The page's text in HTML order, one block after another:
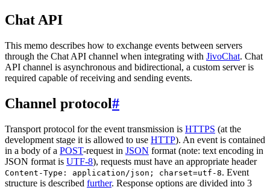
Chat API
This memo describes how to exchange events between servers
through the Chat API channel when integrating with JivoChat. Chat
API channel is asynchronous and bidirectional, a custom server is
required capable of receiving and sending events.
Channel protocol#
Transport protocol for the event transmission is HTTPS (at the
development stage it is allowed to use HTTP). An event is contained
in a body of a POST-request in JSON format (note: text encoding in
JSON format is UTF-8), requests must have an appropriate header
Content-Type: application/json; charset=utf-8. Event
structure is described further. Response options are divided into 3